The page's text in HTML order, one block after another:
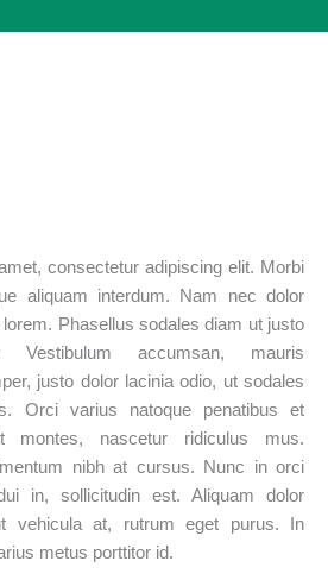
consectetur adipiscing elit. Morbi
aliquam interdum. Nam nec dolor
Phasellus sodales diam ut justo
Vestibulum accumsan, mauris
justo dolor lacinia odio, ut sodales
Orci varius natoque penatibus et
montes, nascetur ridiculus mus.
nibh at cursus. Nunc in orci
in, sollicitudin est. Aliquam dolor
vehicula at, rutrum eget purus. In
metus porttitor id.